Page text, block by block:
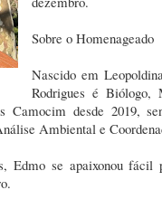
Sobre o Homenageado
Nascido em
Rodrigues é
Camocim desde 2019,
Ambiental e
Edmo se apaixonou fácil